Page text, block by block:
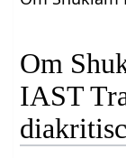
Om
IAST